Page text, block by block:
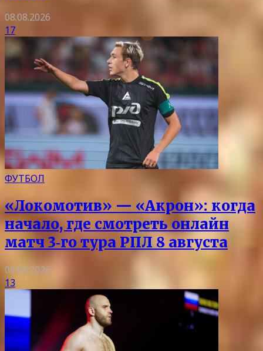
08.08.2026
17
ФУТБОЛ
«Локомотив» — «Акрон»: когда
начало, где смотреть онлайн
матч 3‑го тура РПЛ 8 августа
08.08.2026
13